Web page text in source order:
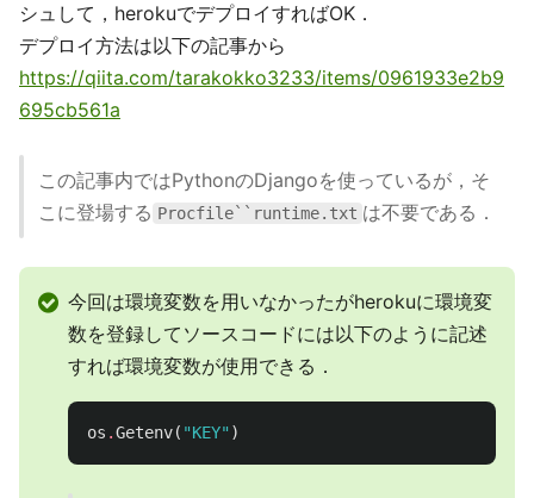
シュして，herokuでデプロイすればOK．
デプロイ方法は以下の記事から
https://qiita.com/tarakokko3233/items/0961933e2b9
695cb561a
この記事内ではPythonのDjangoを使っているが，そ
こに登場する Procfile``runtime.txt は不要である．
今回は環境変数を用いなかったがherokuに環境変
数を登録してソースコードには以下のように記述
すれば環境変数が使用できる．
os .Getenv( "KEY" )